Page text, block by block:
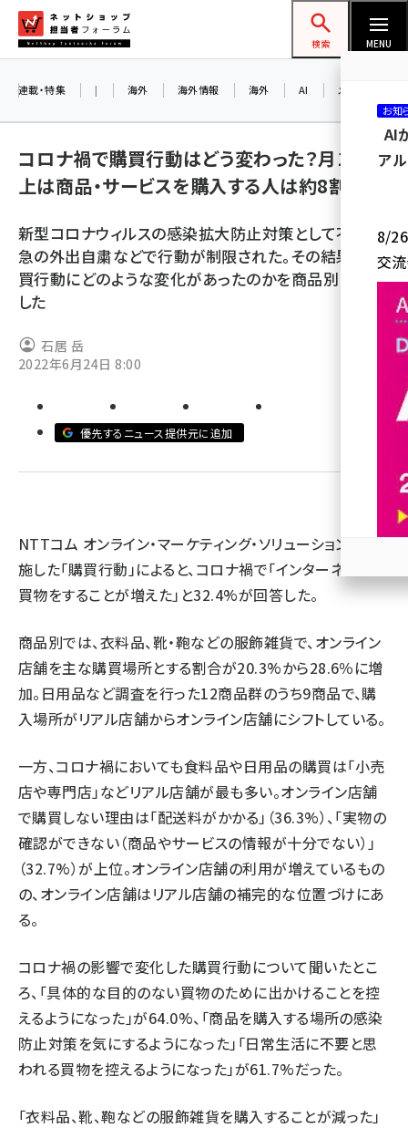
ン
ネットショップ担当者フォーラム
検索 MENU
yahoo (1894)
楽天 (1863)
アスクル (1112)
base (1068)
ビィ・フォアード (768)
revico (737)
連載・特集 | 海外 海外情報 海外 AI メタバース
コロナ禍で購買行動はどう変わった？月1回以
上は商品・サービスを購入する人は約8割
新型コロナウィルスの感染拡大防止対策として不要不
急の外出自粛などで行動が制限された。その結果、購
買行動にどのような変化があったのかを商品別に調査
した
石居 岳
2022年6月24日 8:00
優先するニュース提供元に追加
NTTコム オンライン・マーケティング・ソリューションが実
施した「購買行動」によると、コロナ禍で「インターネットで
買物をすることが増えた」と32.4%が回答した。
商品別では、衣料品、靴・鞄などの服飾雑貨で、オンライン
店舗を主な購買場所とする割合が20.3%から28.6％に増
加。日用品など調査を行った12商品群のうち9商品で、購
入場所がリアル店舗からオンライン店舗にシフトしている。
一方、コロナ禍においても食料品や日用品の購買は「小売
店や専門店」などリアル店舗が最も多い。オンライン店舗
で購買しない理由は「配送料がかかる」（36.3%）、「実物の
確認ができない（商品やサービスの情報が十分でない）」
（32.7%）が上位。オンライン店舗の利用が増えているもの
の、オンライン店舗はリアル店舗の補完的な位置づけにあ
る。
コロナ禍の影響で変化した購買行動について聞いたとこ
ろ、「具体的な目的のない買物のために出かけることを控
えるようになった」が64.0%、「商品を購入する場所の感染
防止対策を気にするようになった」「日常生活に不要と思
われる買物を控えるようになった」が61.7%だった。
「衣料品、靴、鞄などの服飾雑貨を購入することが減った」
お知
AI
ア
8/26
交
参